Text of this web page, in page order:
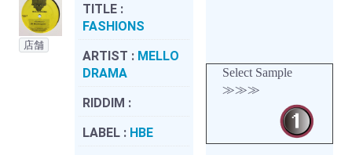
店舗
TITLE :
FASHIONS
ARTIST : MELLO
DRAMA
RIDDIM :
LABEL : HBE
Select Sample
≫≫≫